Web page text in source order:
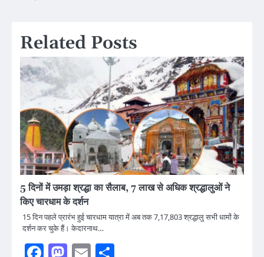
Related Posts
5 दिनों में उमड़ा श्रद्धा का सैलाब, 7 लाख से अधिक श्रद्धालुओं ने
किए चारधाम के दर्शन
15 दिन पहले प्रारंभ हुई चारधाम यात्रा में अब तक 7,17,803 श्रद्धालु सभी धामों के
दर्शन कर चुके हैं। केदारनाथ…